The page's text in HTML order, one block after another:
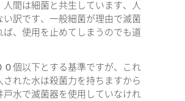
間は細菌と共生しています、人
訳です、一般細菌が理由で滅菌
、使用を止めてしまうのでも道
個以下とする基準ですが、これ
れた水は殺菌力を持ちますから
水で滅菌器を使用していなけれ